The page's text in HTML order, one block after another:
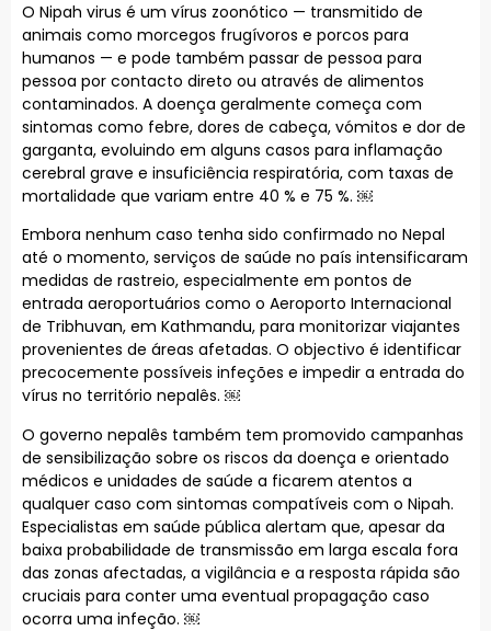
O Nipah virus é um vírus zoonótico — transmitido de
animais como morcegos frugívoros e porcos para
humanos — e pode também passar de pessoa para
pessoa por contacto direto ou através de alimentos
contaminados. A doença geralmente começa com
sintomas como febre, dores de cabeça, vómitos e dor de
garganta, evoluindo em alguns casos para inflamação
cerebral grave e insuficiência respiratória, com taxas de
mortalidade que variam entre 40 % e 75 %. ￼
Embora nenhum caso tenha sido confirmado no Nepal
até o momento, serviços de saúde no país intensificaram
medidas de rastreio, especialmente em pontos de
entrada aeroportuários como o Aeroporto Internacional
de Tribhuvan, em Kathmandu, para monitorizar viajantes
provenientes de áreas afetadas. O objectivo é identificar
precocemente possíveis infeções e impedir a entrada do
vírus no território nepalês. ￼
O governo nepalês também tem promovido campanhas
de sensibilização sobre os riscos da doença e orientado
médicos e unidades de saúde a ficarem atentos a
qualquer caso com sintomas compatíveis com o Nipah.
Especialistas em saúde pública alertam que, apesar da
baixa probabilidade de transmissão em larga escala fora
das zonas afectadas, a vigilância e a resposta rápida são
cruciais para conter uma eventual propagação caso
ocorra uma infeção. ￼